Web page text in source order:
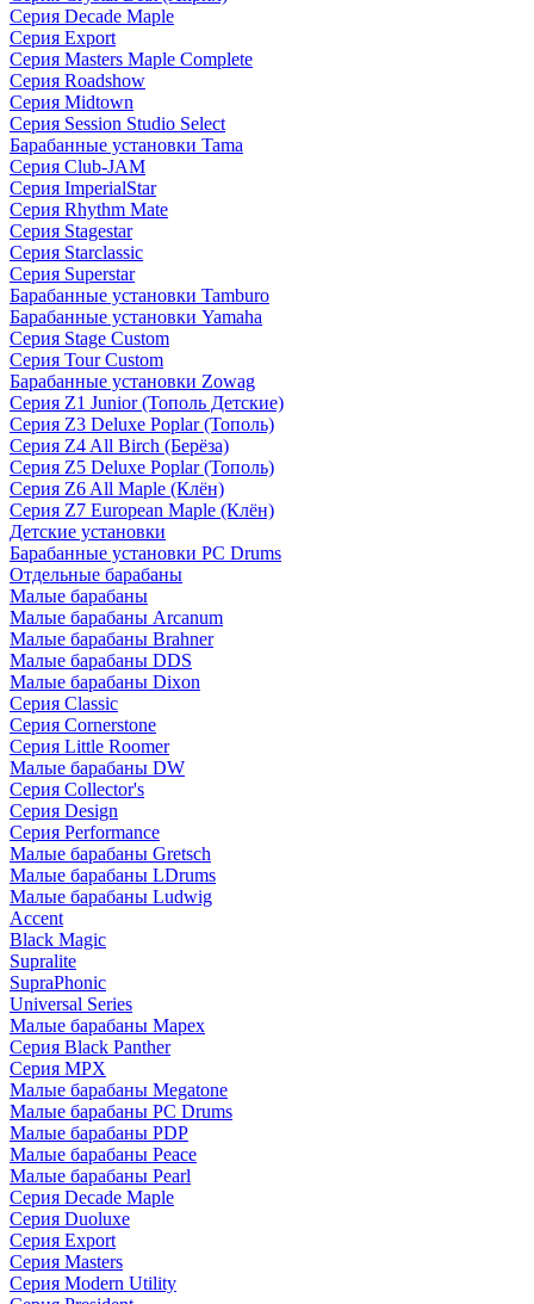
Серия Decade Maple
Серия Export
Серия Masters Maple Complete
Серия Roadshow
Серия Midtown
Серия Session Studio Select
Барабанные установки Tama
Серия Club-JAM
Серия ImperialStar
Серия Rhythm Mate
Серия Stagestar
Серия Starclassic
Серия Superstar
Барабанные установки Tamburo
Барабанные установки Yamaha
Серия Stage Custom
Серия Tour Custom
Барабанные установки Zowag
Серия Z1 Junior (Тополь Детские)
Серия Z3 Deluxe Poplar (Тополь)
Серия Z4 All Birch (Берёза)
Серия Z5 Deluxe Poplar (Тополь)
Серия Z6 All Maple (Клён)
Серия Z7 European Maple (Клён)
Детские установки
Барабанные установки PC Drums
Отдельные барабаны
Малые барабаны
Малые барабаны Arcanum
Малые барабаны Brahner
Малые барабаны DDS
Малые барабаны Dixon
Серия Classic
Серия Cornerstone
Серия Little Roomer
Малые барабаны DW
Серия Collector's
Серия Design
Серия Performance
Малые барабаны Gretsch
Малые барабаны LDrums
Малые барабаны Ludwig
Accent
Black Magic
Supralite
SupraPhonic
Universal Series
Малые барабаны Mapex
Серия Black Panther
Серия MPX
Малые барабаны Megatone
Малые барабаны PC Drums
Малые барабаны PDP
Малые барабаны Peace
Малые барабаны Pearl
Серия Decade Maple
Серия Duoluxe
Серия Export
Серия Masters
Серия Modern Utility